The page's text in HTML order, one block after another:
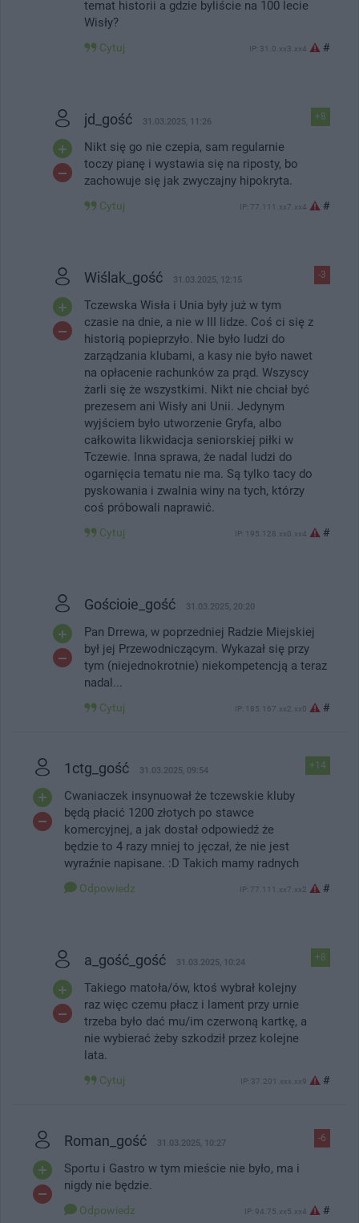
temat historii a gdzie byliście na 100 lecie
Wisły?
Cytuj IP: 31.0.xx3.xx4 #
+8
jd_gość 31.03.2025, 11:26
Nikt się go nie czepia, sam regularnie
toczy pianę i wystawia się na riposty, bo
zachowuje się jak zwyczajny hipokryta.
Cytuj IP: 77.111.xx7.xx4 #
-3
Wiślak_gość 31.03.2025, 12:15
Tczewska Wisła i Unia były już w tym
czasie na dnie, a nie w III lidze. Coś ci się z
historią popieprzyło. Nie było ludzi do
zarządzania klubami, a kasy nie było nawet
na opłacenie rachunków za prąd. Wszyscy
żarli się że wszystkimi. Nikt nie chciał być
prezesem ani Wisły ani Unii. Jedynym
wyjściem było utworzenie Gryfa, albo
całkowita likwidacja seniorskiej piłki w
Tczewie. Inna sprawa, że nadal ludzi do
ogarnięcia tematu nie ma. Są tylko tacy do
pyskowania i zwalnia winy na tych, którzy
coś próbowali naprawić.
Cytuj IP: 195.128.xx0.xx4 #
Gościoie_gość 31.03.2025, 20:20
Pan Drrewa, w poprzedniej Radzie Miejskiej
był jej Przewodniczącym. Wykazał się przy
tym (niejednokrotnie) niekompetencją a teraz
nadal...
Cytuj IP: 185.167.xx2.xx0 #
+14
1ctg_gość 31.03.2025, 09:54
Cwaniaczek insynuował że tczewskie kluby
będą płacić 1200 złotych po stawce
komercyjnej, a jak dostał odpowiedź że
będzie to 4 razy mniej to jęczał, że nie jest
wyraźnie napisane. :D Takich mamy radnych
Odpowiedz IP: 77.111.xx7.xx2 #
+8
a_gość_gość 31.03.2025, 10:24
Takiego matoła/ów, ktoś wybrał kolejny
raz więc czemu płacz i lament przy urnie
trzeba było dać mu/im czerwoną kartkę, a
nie wybierać żeby szkodził przez kolejne
lata.
Cytuj IP: 37.201.xxx.xx9 #
-6
Roman_gość 31.03.2025, 10:27
Sportu i Gastro w tym mieście nie było, ma i
nigdy nie będzie.
Odpowiedz IP: 94.75.xx5.xx4 #